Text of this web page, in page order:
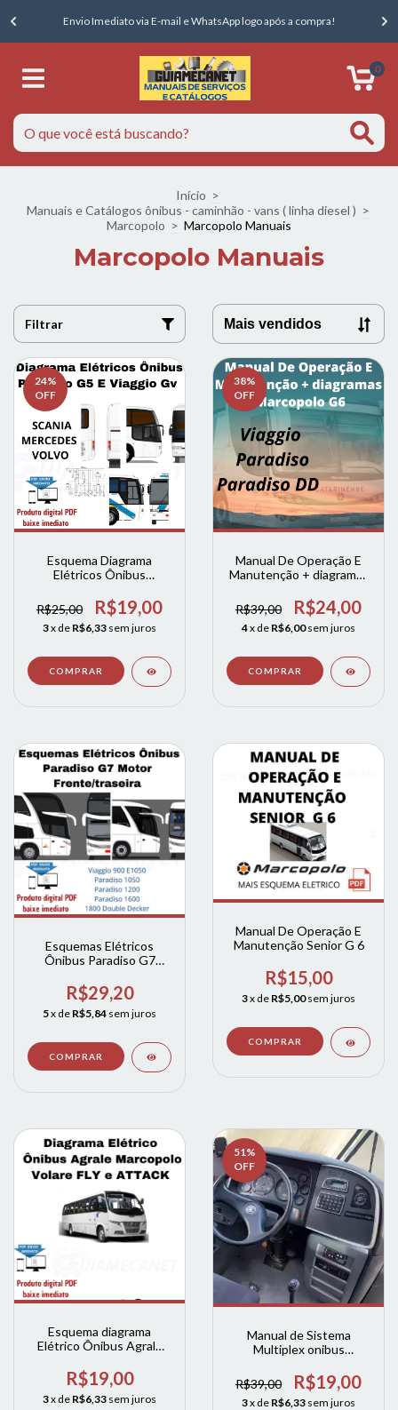
Envio Imediato via E-mail e WhatsApp logo após a compra!
0
Início >
Manuais e Catálogos ônibus - caminhão - vans ( linha diesel ) >
Marcopolo > Marcopolo Manuais
Marcopolo Manuais
Filtrar
24%
OFF
Esquema Diagrama
Elétricos Ônibus
R$25,00
R$19,00
3x de R$6,33 sem juros
38%
OFF
Manual De Operação E
Manutenção + diagramas
R$39,00
R$24,00
4x de R$6,00 sem juros
Esquemas Elétricos
Ônibus Paradiso G7
R$29,20
5x de R$5,84 sem juros
Manual De Operação E
Manutenção Senior G 6
R$15,00
3x de R$5,00 sem juros
Esquema diagrama
Elétrico Ônibus Agrale
ATTACK
R$19,00
3x de R$6,33 sem juros
51%
OFF
Manual de Sistema
Multiplex onibus
R$39,00
R$19,00
3x de R$6,33 sem juros